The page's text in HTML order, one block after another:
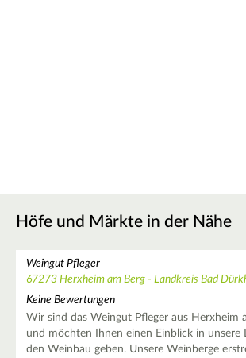
Höfe und Märkte in der Nähe
Weingut Pfleger
67273 Herxheim am Berg - Landkreis Bad
Keine Bewertungen
Wir sind das Weingut Pfleger aus Herxheim
und möchten Ihnen einen Einblick in unsere
den Weinbau geben. Unsere Weinberge